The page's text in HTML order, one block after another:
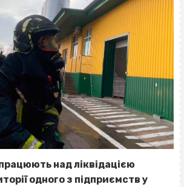
над ліквідацією
одного з підприємств у